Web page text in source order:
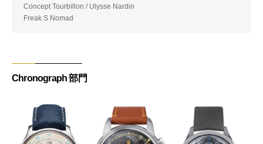
Concept Tourbillon / Ulysse Nardin
Freak S Nomad
Chronograph 部門